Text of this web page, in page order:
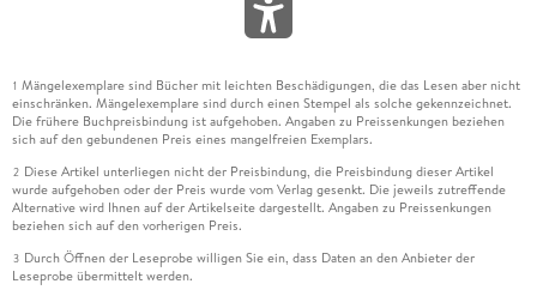
1 Mängelexemplare sind Bücher mit leichten Beschädigungen, die das Lesen aber nicht
einschränken. Mängelexemplare sind durch einen Stempel als solche gekennzeichnet.
Die frühere Buchpreisbindung ist aufgehoben. Angaben zu Preissenkungen beziehen
sich auf den gebundenen Preis eines mangelfreien Exemplars.
2 Diese Artikel unterliegen nicht der Preisbindung, die Preisbindung dieser Artikel
wurde aufgehoben oder der Preis wurde vom Verlag gesenkt. Die jeweils zutreffende
Alternative wird Ihnen auf der Artikelseite dargestellt. Angaben zu Preissenkungen
beziehen sich auf den vorherigen Preis.
3 Durch Öffnen der Leseprobe willigen Sie ein, dass Daten an den Anbieter der
Leseprobe übermittelt werden.